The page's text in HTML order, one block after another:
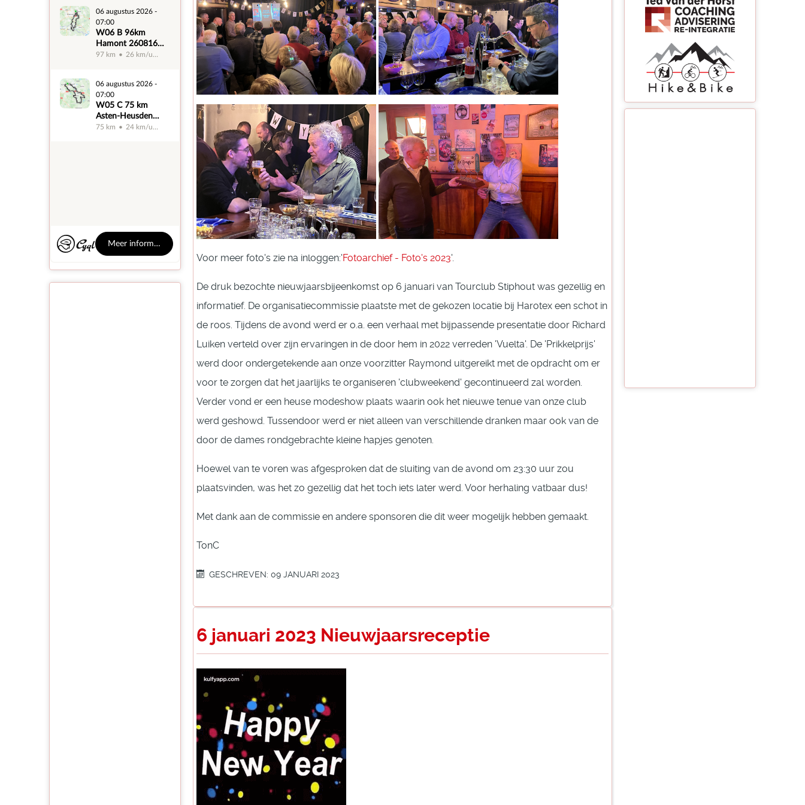
Voor meer foto's zie na inloggen:'Fotoarchief - Foto's 2023'.
De druk bezochte nieuwjaarsbijeenkomst op 6 januari van Tourclub Stiphout was gezellig en
informatief. De organisatiecommissie plaatste met de gekozen locatie bij Harotex een schot in
de roos. Tijdens de avond werd er o.a. een verhaal met bijpassende presentatie door Richard
Luiken verteld over zijn ervaringen in de door hem in 2022 verreden 'Vuelta'. De 'Prikkelprijs'
werd door ondergetekende aan onze voorzitter Raymond uitgereikt met de opdracht om er
voor te zorgen dat het jaarlijks te organiseren 'clubweekend' gecontinueerd zal worden.
Verder vond er een heuse modeshow plaats waarin ook het nieuwe tenue van onze club
werd geshowd. Tussendoor werd er niet alleen van verschillende dranken maar ook van de
door de dames rondgebrachte kleine hapjes genoten.
Hoewel van te voren was afgesproken dat de sluiting van de avond om 23:30 uur zou
plaatsvinden, was het zo gezellig dat het toch iets later werd. Voor herhaling vatbaar dus!
Met dank aan de commissie en andere sponsoren die dit weer mogelijk hebben gemaakt.
TonC
GESCHREVEN: 09 JANUARI 2023
6 januari 2023 Nieuwjaarsreceptie